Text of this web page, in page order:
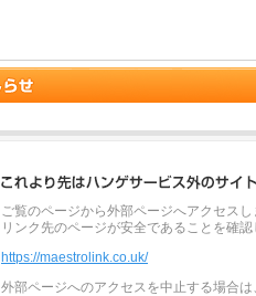
ご覧のページから外部ページへアクセスし
リンク先のページが安全であることを確
https://maestrolink.co.uk/
外部ページへのアクセスを中止する場合